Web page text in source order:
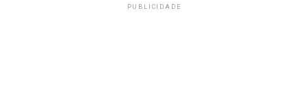
PUBLICIDADE